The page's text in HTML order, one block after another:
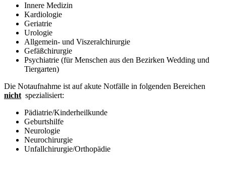
Innere Medizin
Kardiologie
Geriatrie
Urologie
Allgemein- und Viszeralchirurgie
Gefäßchirurgie
Psychiatrie (für Menschen aus den Bezirken Wedding und
Tiergarten)
Die Notaufnahme ist auf akute Notfälle in folgenden Bereichen
nicht spezialisiert:
Pädiatrie/Kinderheilkunde
Geburtshilfe
Neurologie
Neurochirurgie
Unfallchirurgie/Orthopädie